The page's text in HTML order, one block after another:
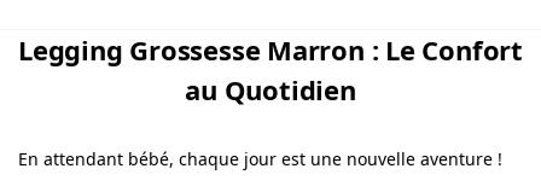
Legging Grossesse Marron : Le Confort
au Quotidien
En attendant bébé, chaque jour est une nouvelle aventure !